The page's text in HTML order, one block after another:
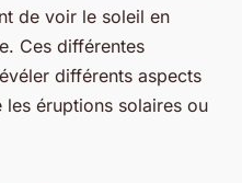
de voir le soleil en
Ces différentes
différents aspects
les éruptions solaires ou